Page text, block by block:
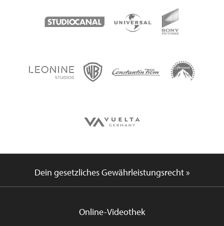
Dein gesetzliches Gewährleistungsrecht »
Online-Videothek